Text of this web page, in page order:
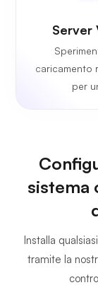
Server
caricamento
per
sistema
Installa
tramite la